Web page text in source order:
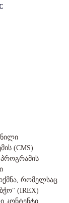
(CMS)
პროგრამის
რომელსაც
(IREX)
კონტენტი